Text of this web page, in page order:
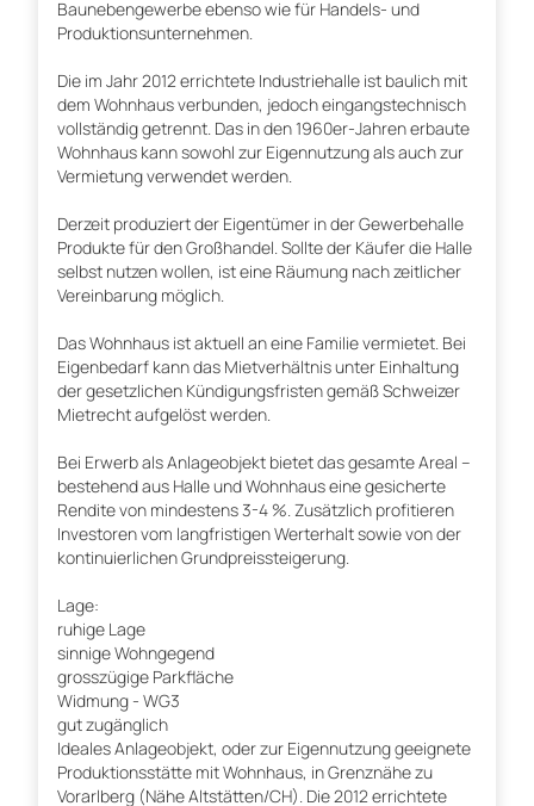
Baunebengewerbe ebenso wie für Handels- und
Produktionsunternehmen.
Die im Jahr 2012 errichtete Industriehalle ist baulich mit
dem Wohnhaus verbunden, jedoch eingangstechnisch
vollständig getrennt. Das in den 1960er-Jahren erbaute
Wohnhaus kann sowohl zur Eigennutzung als auch zur
Vermietung verwendet werden.
Derzeit produziert der Eigentümer in der Gewerbehalle
Produkte für den Großhandel. Sollte der Käufer die Halle
selbst nutzen wollen, ist eine Räumung nach zeitlicher
Vereinbarung möglich.
Das Wohnhaus ist aktuell an eine Familie vermietet. Bei
Eigenbedarf kann das Mietverhältnis unter Einhaltung
der gesetzlichen Kündigungsfristen gemäß Schweizer
Mietrecht aufgelöst werden.
Bei Erwerb als Anlageobjekt bietet das gesamte Areal –
bestehend aus Halle und Wohnhaus eine gesicherte
Rendite von mindestens 3-4 %. Zusätzlich profitieren
Investoren vom langfristigen Werterhalt sowie von der
kontinuierlichen Grundpreissteigerung.
Lage:
ruhige Lage
sinnige Wohngegend
grosszügige Parkfläche
Widmung - WG3
gut zugänglich
Ideales Anlageobjekt, oder zur Eigennutzung geeignete
Produktionsstätte mit Wohnhaus, in Grenznähe zu
Vorarlberg (Nähe Altstätten/CH). Die 2012 errichtete